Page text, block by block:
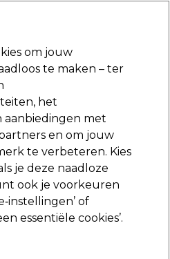
Aanmelden
dag geleverd*
maandag t/m vrijdag
om jouw
te maken – ter
het
aanbiedingen met
en om jouw
te verbeteren. Kies
je deze naadloze
ook je voorkeuren
of
essentiële cookies’.